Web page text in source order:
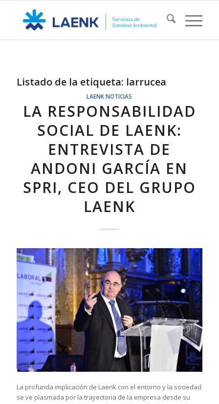
Listado de la etiqueta: larrucea
LAENK NOTICIAS
LA RESPONSABILIDAD
SOCIAL DE LAENK:
ENTREVISTA DE
ANDONI GARCÍA EN
SPRI, CEO DEL GRUPO
LAENK
La profunda implicación de Laenk con el entorno y la sociedad
se ve plasmada por la trayectoria de la empresa desde su